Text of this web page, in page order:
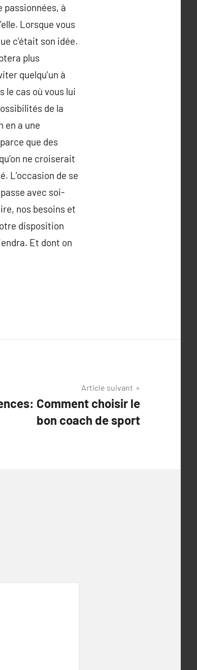
passionnées, à
Lorsque vous
c’était son idée.
plus
quelqu’un à
le cas où vous lui
de la
en a une
que des
ne croiserait
L’occasion de se
avec soi-
nos besoins et
disposition
Et dont on
Article suivant
Comment choisir le
bon coach de sport